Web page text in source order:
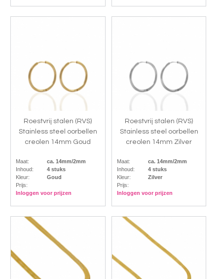
Roestvrij stalen (RVS)
Stainless steel oorbellen
creolen 14mm Goud
Maat:
ca. 14mm/2mm
Inhoud:
4 stuks
Kleur:
Goud
Prijs:
Inloggen voor prijzen
Roestvrij stalen (RVS)
Stainless steel oorbellen
creolen 14mm Zilver
Maat:
ca. 14mm/2mm
Inhoud:
4 stuks
Kleur:
Zilver
Prijs:
Inloggen voor prijzen